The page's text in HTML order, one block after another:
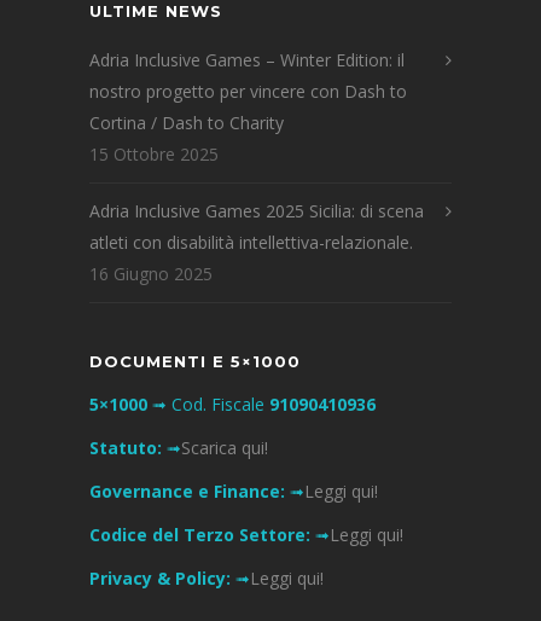
ULTIME NEWS
Adria Inclusive Games – Winter Edition: il
nostro progetto per vincere con Dash to
Cortina / Dash to Charity
15 Ottobre 2025
Adria Inclusive Games 2025 Sicilia: di scena
atleti con disabilità intellettiva-relazionale.
16 Giugno 2025
DOCUMENTI E 5×1000
5×1000 ➟ Cod. Fiscale 91090410936
Statuto: ➟Scarica qui!
Governance e Finance: ➟Leggi qui!
Codice del Terzo Settore: ➟Leggi qui!
Privacy & Policy: ➟Leggi qui!